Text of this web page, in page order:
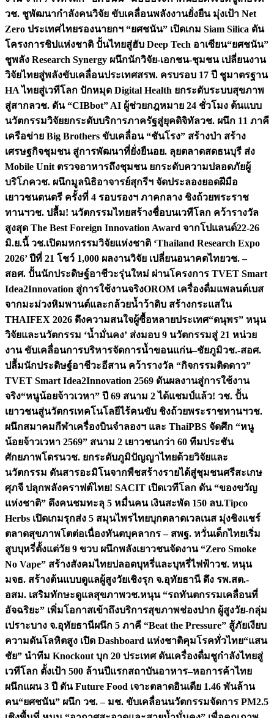
วช. ชูพัฒนากำลังคนวิจัย ขับเคลื่อนพลังงานยั่งยืน มุ่งเป้า Net
Zero ประเทศไทยรองนายกฯ “ยศชนัน” เปิดเกม Siam Silica ดัน
โครงการชิปแห่งชาติ ปั้นไทยสู่ฮับ Deep Tech อาเซียน“ยศชนัน”
ชูพลัง Research Synergy ผนึกนักวิจัย-เอกชน-ชุมชน เปลี่ยนงาน
วิจัยไทยสู่พลังขับเคลื่อนประเทศสรพ. ครบรอบ 17 ปี ชูมาตรฐาน
HA ไทยสู่เวทีโลก ปักหมุด Digital Health ยกระดับระบบสุขภาพ
สู่สากลวช. ดัน “CIBbot” AI ผู้ช่วยกฎหมาย 24 ชั่วโมง ต้นแบบ
นวัตกรรมวิจัยยกระดับบริการภาครัฐสู่ยุคดิจิทัลวช. ผนึก 11 ภาคี
เครือข่าย Big Brothers ขับเคลื่อน “ชันโรง” สร้างป่า สร้าง
เศรษฐกิจชุมชน สู่การพัฒนาที่ยั่งยืนอย. ลุยตลาดสดธนบุรี ส่ง
Mobile Unit ตรวจอาหารถึงชุมชน ยกระดับความปลอดภัยผู้
บริโภควช. ผนึกมูลนิธิอาจารย์สุกรีฯ จัดประลองยอดฝีมือ
เยาวชนดนตรี ครั้งที่ 4 รอบรองฯ ภาคกลาง ชิงถ้วยพระราช
ทานฯวช. ปลื้ม! นวัตกรรมไทยสร้างชื่อบนเวทีโลก คว้ารางวัล
สูงสุด The Best Foreign Innovation Award จากโปแลนด์22-26
มิ.ย.นี้ วช.เปิดมหกรรมวิจัยแห่งชาติ ‘Thailand Research Expo
2026’ ปีที่ 21 โชว์ 1,000 ผลงานวิจัย เปลี่ยนอนาคตไทยวช. –
สอศ. ปั้นนักประดิษฐ์อาชีวะรุ่นใหม่ ผ่านโครงการ TVET Smart
Idea2Innovation สู่การใช้งานจริงOROM เครื่องดื่มแพลนต์เบส
จากมะม่วงหิมพานต์และกล้วยน้ำว้าดิบ สร้างกระแสใน
THAIFEX 2026 ดึงความสนใจผู้ซื้อหลายประเทศ“ดนุพร” หนุน
วิจัยและนวัตกรรม ‘น้ำมั่นคง’ ส่งมอบ 9 นวัตกรรมสู่ 21 หน่วย
งาน ขับเคลื่อนการบริหารจัดการน้ำขอนแก่น–ชัยภูมิวช.-สอศ.
ปลื้มนักประดิษฐ์อาชีวะอีสาน คว้ารางวัล “กิจกรรมติดดาว”
TVET Smart Idea2Innovation 2569 ดันผลงานสู่การใช้งาน
จริง“หนูน้อยจ้าวเวหา” ปี 69 สนาม 2 ได้แชมป์แล้ว! วช. ปั้น
เยาวชนสู่นวัตกรเทคโนโลยีไร้คนขับ ชิงถ้วยพระราชทานฯวช.
ผนึกสมาคมกีฬาเครื่องบินจำลองฯ และ ThaiPBS จัดศึก “หนู
น้อยจ้าวเวหา 2569” สนาม 2 เยาวชนกว่า 60 ทีมประชัน
ศักยภาพโดรนวช. ยกระดับภูมิปัญญาไทยด้วยวิจัยและ
นวัตกรรม ดันสารอะมิโนจากพืชสร้างรายได้สู่ชุมชนศรีสะเกษ
ศุภจี ปลุกพลังคราฟต์ไทย! SACIT เปิดเวทีโลก ดัน “ของขวัญ
แห่งชาติ” ดึงคนชมทะลุ 5 หมื่นคน เงินสะพัด 150 ลบ.Tipco
Herbs เปิดเกมรุกส่ง 5 สมุนไพรไทยบุกตลาดเวลเนส มุ่งชิงแชร์
ตลาดสุขภาพโตต่อเนื่องทันตบุคลากร – สพฐ. หวั่นเด็กไทยเริ่ม
สูบบุหรี่ตั้งแต่วัย 9 ขวบ ผนึกพลังเยาวชนจัดงาน “Zero Smoke
No Vape” สร้างสังคมไทยปลอดบุหรี่และบุหรี่ไฟฟ้าวช. หนุน
มจธ. สร้างต้นแบบดูแลผู้สูงวัยเชิงรุก จ.อุทัยธานี ดึง รพ.สต.-
อสม. เสริมทักษะดูแลสุขภาพวช.หนุน “รถทันตกรรมเคลื่อนที่
อัจฉริยะ” เพิ่มโอกาสเข้าถึงบริการสุขภาพช่องปาก ผู้สูงวัย-กลุ่ม
เปราะบาง จ.อุทัยธานีผนึก 5 ภาคี “Beat the Pressure” สู้ภัยเงียบ
ความดันโลหิตสูง เปิด Dashboard แห่งชาติคุมโรคทั่วไทย“แสน
ชัย” นำทีม Knockout บุก 20 ประเทศ ดันเครื่องดื่มชูกำลังไทยสู่
เวทีโลก ตั้งเป้า 500 ล้านปีแรกสถาบันอาหาร–หอการค้าไทย
ผนึกแผน 3 ปี ดัน Future Food เจาะตลาดอินเดีย 1.46 พันล้าน
คน“ยศชนัน” ผนึก วช. – มช. ขับเคลื่อนนวัตกรรมจัดการ PM2.5